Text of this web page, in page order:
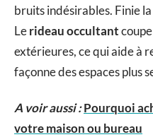
bruits indésirables. Finie
Lerideau occultant
extérieures, ce qui aide à
façonne des espaces plus
A voir aussi :Pourquoi
votre maison ou bureau